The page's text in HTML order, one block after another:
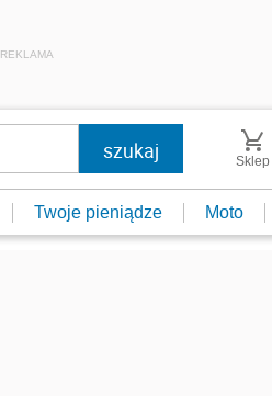
REKLAMA
Sklep
Twoje pieniądze Moto